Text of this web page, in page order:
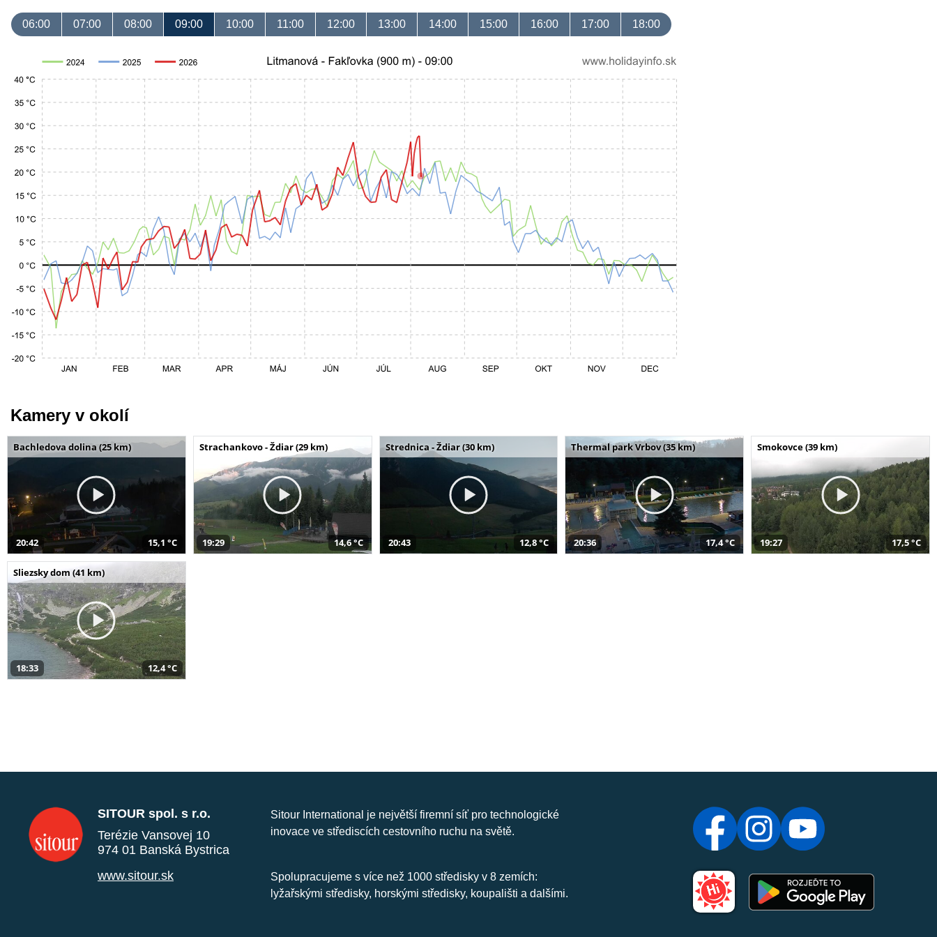
06:00 07:00 08:00 09:00 10:00 11:00 12:00 13:00 14:00 15:00 16:00 17:00 18:00
Kamery v okolí
Bachledova dolina (25 km)
20:42 15,1 °C
Strachankovo - Ždiar (29 km)
19:29 14,6 °C
Strednica - Ždiar (30 km)
20:43 12,8 °C
Thermal park Vrbov (35 km)
20:36 17,4 °C
Smokovce (39 km)
19:27 17,5 °C
Sliezsky dom (41 km)
18:33 12,4 °C
SITOUR spol. s r.o.
Terézie Vansovej 10
974 01 Banská Bystrica
www.sitour.sk
Sitour International je největší firemní síť pro technologické
inovace ve střediscích cestovního ruchu na světě.
Spolupracujeme s více než 1000 středisky v 8 zemích:
lyžařskými středisky, horskými středisky, koupališti a dalšími.